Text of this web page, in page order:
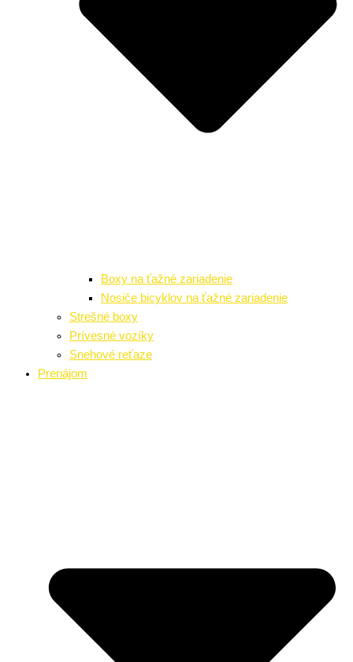
Boxy na ťažné zariadenie
Nosiče bicyklov na ťažné zariadenie
Strešné boxy
Prívesné vozíky
Snehové reťaze
Prenájom